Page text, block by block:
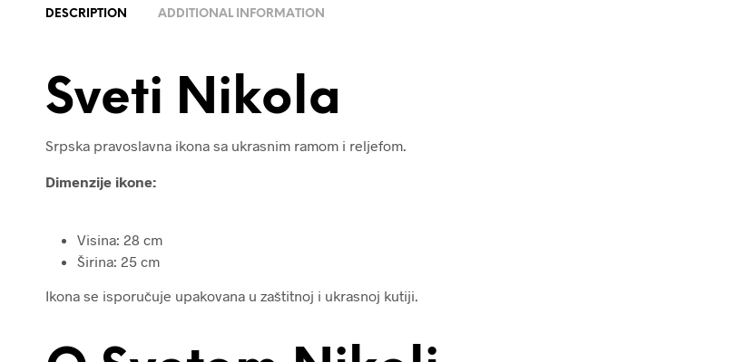
DESCRIPTION ADDITIONAL INFORMATION
Sveti Nikola
Srpska pravoslavna ikona sa ukrasnim ramom i reljefom.
Dimenzije ikone:
Visina: 28 cm
Širina: 25 cm
Ikona se isporučuje upakovana u zaštitnoj i ukrasnoj kutiji.